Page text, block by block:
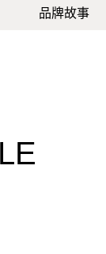
品牌故事